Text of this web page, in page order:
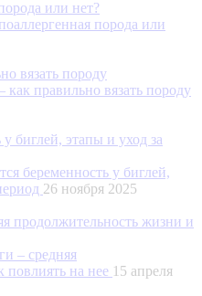
порода или
как правильно вязать породу
беременность у биглей,
26 ноября 2025
– средняя
повлиять на нее 15 апреля